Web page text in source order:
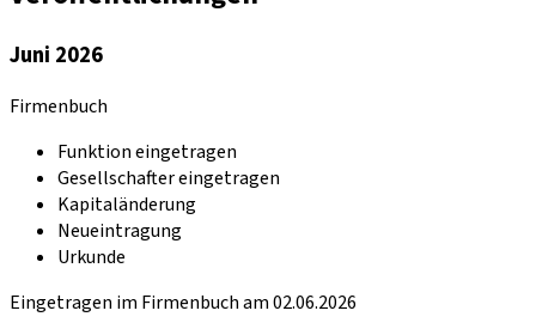
Juni 2026
Firmenbuch
Funktion eingetragen
Gesellschafter eingetragen
Kapitaländerung
Neueintragung
Urkunde
Eingetragen im Firmenbuch am 02.06.2026